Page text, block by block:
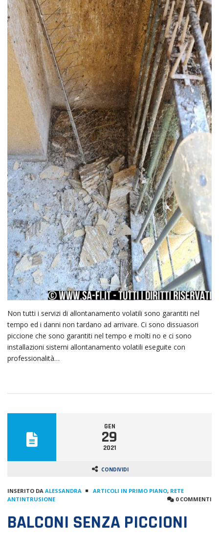
Non tutti i servizi di allontanamento volatili sono garantiti nel
tempo ed i danni non tardano ad arrivare. Ci sono dissuasori
piccione che sono garantiti nel tempo e molti no e ci sono
installazioni sistemi allontanamento volatili eseguite con
professionalità…
GEN
29
2021
CONDIVIDI
INSERITO DA ALESSANDRA ARTICOLI IN PRIMO PIANO, RETE
ANTINTRUSIONE
0 COMMENTI
BALCONI SENZA PICCIONI